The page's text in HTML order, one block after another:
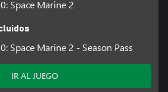
Space Marine 2
Space Marine 2 - Season Pass
IR AL JUEGO